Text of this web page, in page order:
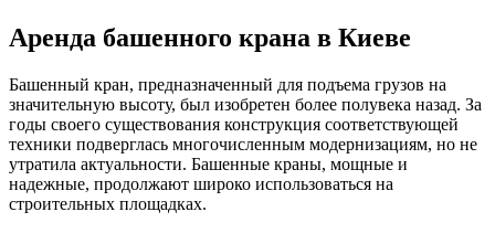
Аренда башенного крана в Киеве
Башенный кран, предназначенный для подъема грузов на
значительную высоту, был изобретен более полувека назад. За
годы своего существования конструкция соответствующей
техники подверглась многочисленным модернизациям, но не
утратила актуальности. Башенные краны, мощные и
надежные, продолжают широко использоваться на
строительных площадках.